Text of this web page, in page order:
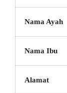
Nama Ayah
Nama Ibu
Alamat